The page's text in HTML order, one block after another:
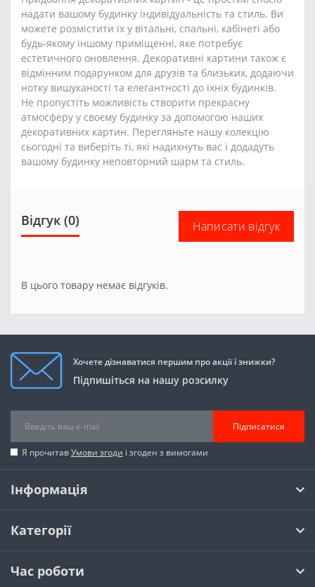
надати вашому будинку індивідуальність та стиль. Ви
можете розмістити їх у вітальні, спальні, кабінеті або
будь-якому іншому приміщенні, яке потребує
естетичного оновлення. Декоративні картини також є
відмінним подарунком для друзів та близьких, додаючи
нотку вишуканості та елегантності до їхніх будинків.
Не пропустіть можливість створити прекрасну
атмосферу у своєму будинку за допомогою наших
декоративних картин. Перегляньте нашу колекцію
сьогодні та виберіть ті, які надихнуть вас і додадуть
вашому будинку неповторний шарм та стиль.
Відгук (0) Написати відгук
В цього товару немає відгуків.
Хочете дізнаватися першим про акції і знижки?
Підпишіться на нашу розсилку
Підписатися
Я прочитавУмови згоди і згоден з вимогами
Інформація
Категорії
Час роботи